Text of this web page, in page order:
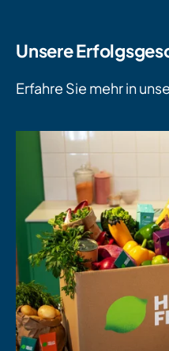
Unsere
Erfahre Sie mehr in